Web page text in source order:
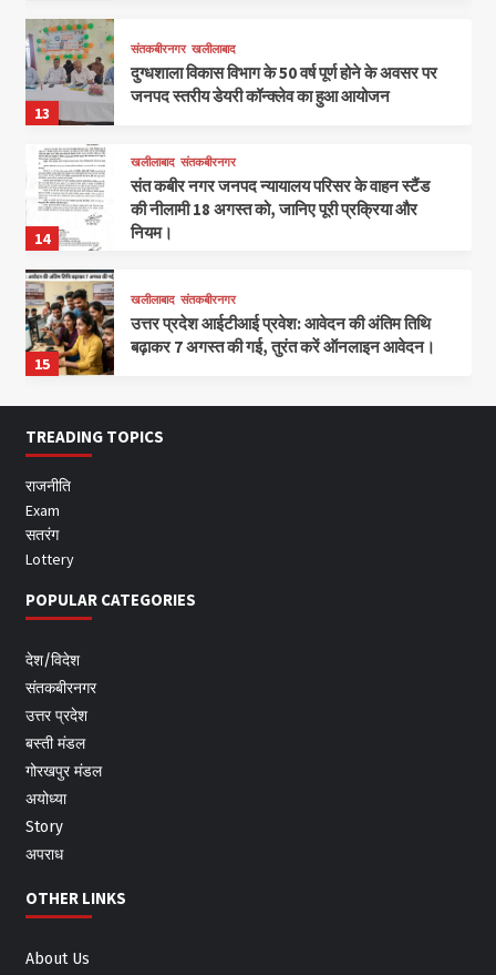
13
संतकबीरनगर खलीलाबाद
दुग्धशाला विकास विभाग के 50 वर्ष पूर्ण होने के अवसर पर
जनपद स्तरीय डेयरी कॉन्क्लेव का हुआ आयोजन
14
खलीलाबाद संतकबीरनगर
संत कबीर नगर जनपद न्यायालय परिसर के वाहन स्टैंड
की नीलामी 18 अगस्त को, जानिए पूरी प्रक्रिया और
नियम।
15
खलीलाबाद संतकबीरनगर
उत्तर प्रदेश आईटीआई प्रवेश: आवेदन की अंतिम तिथि
बढ़ाकर 7 अगस्त की गई, तुरंत करें ऑनलाइन आवेदन।
TREADING TOPICS
राजनीति
Exam
सतरंग
Lottery
POPULAR CATEGORIES
देश/विदेश
संतकबीरनगर
उत्तर प्रदेश
बस्ती मंडल
गोरखपुर मंडल
अयोध्या
Story
अपराध
OTHER LINKS
About Us